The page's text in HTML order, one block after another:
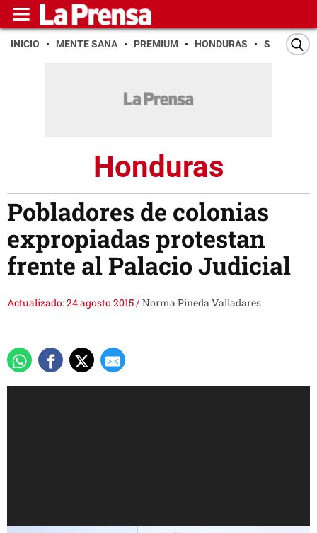
INICIO MENTE SANA PREMIUM HONDURAS SAN PEDRO
Honduras
Pobladores de colonias
expropiadas protestan
frente al Palacio Judicial
Actualizado: 24 agosto 2015/Norma Pineda Valladares